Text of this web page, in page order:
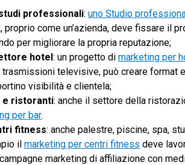
professionali: uno Studio
proprio come un’azienda, deve fissare il
per migliorare la propria reputazione;
hotel: un progetto di marketing per
televisive, può creare format
visibilità e clientela;
e ristoranti: anche il settore della
per bar.
fitness: anche palestre, piscine, spa,
il marketing per centri fitness deve
marketing di affiliazione con